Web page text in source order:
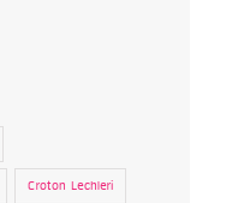
Croton Lechleri